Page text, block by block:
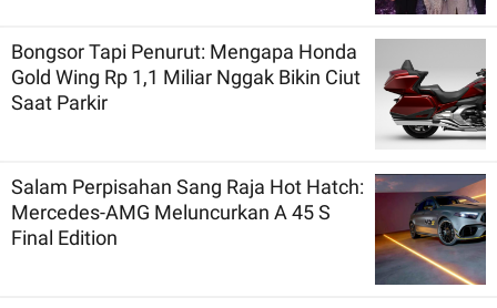
Bongsor Tapi Penurut: Mengapa Honda
Gold Wing Rp 1,1 Miliar Nggak Bikin Ciut
Saat Parkir
Salam Perpisahan Sang Raja Hot Hatch:
Mercedes-AMG Meluncurkan A 45 S
Final Edition